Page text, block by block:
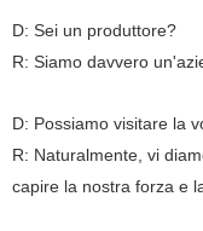
D: Sei un produttore?
R: Siamo davvero
D: Possiamo visitare la
R: Naturalmente, vi
capire la nostra forza e